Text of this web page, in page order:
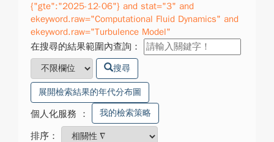
{"gte":"2025-12-06"} and stat="3" and
ekeyword.raw="Computational Fluid Dynamics" and
ekeyword.raw="Turbulence Model"
在搜尋的結果範圍內查詢：
搜尋
展開檢索結果的年代分布圖
個人化服務 ： 我的檢索策略
排序：